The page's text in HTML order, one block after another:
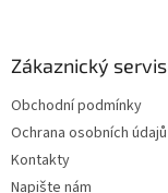
Zákaznický servis
Obchodní podmínky
Ochrana osobních údajů
Kontakty
Napište nám